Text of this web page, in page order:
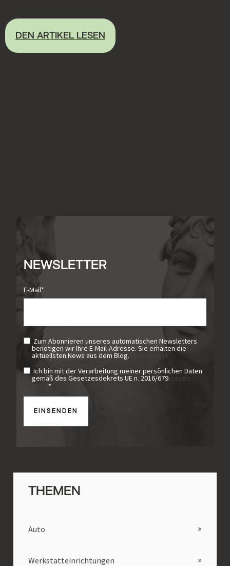
DEN ARTIKEL LESEN
NEWSLETTER
E-Mail*
Zum Abonnieren unseres automatischen Newsletters
benötigen wir Ihre E-Mail-Adresse. Sie erhalten die
aktuellsten News aus dem Blog.
Lesen regel
Ich bin mit der Verarbeitung meiner persönlichen Daten
gemäß des Gesetzesdekrets UE n. 2016/679. Lesen
regel *
THEMEN
Auto
Werkstatteinrichtungen